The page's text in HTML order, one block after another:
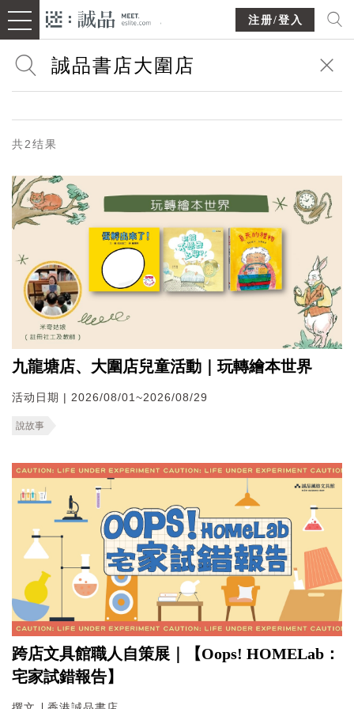
注册/登入
共2结果
九龍塘店、大圍店兒童活動｜玩轉繪本世界
活动日期 | 2026/08/01~2026/08/29
說故事
跨店文具館職人自策展｜【Oops! HOMELab：
宅家試錯報告】